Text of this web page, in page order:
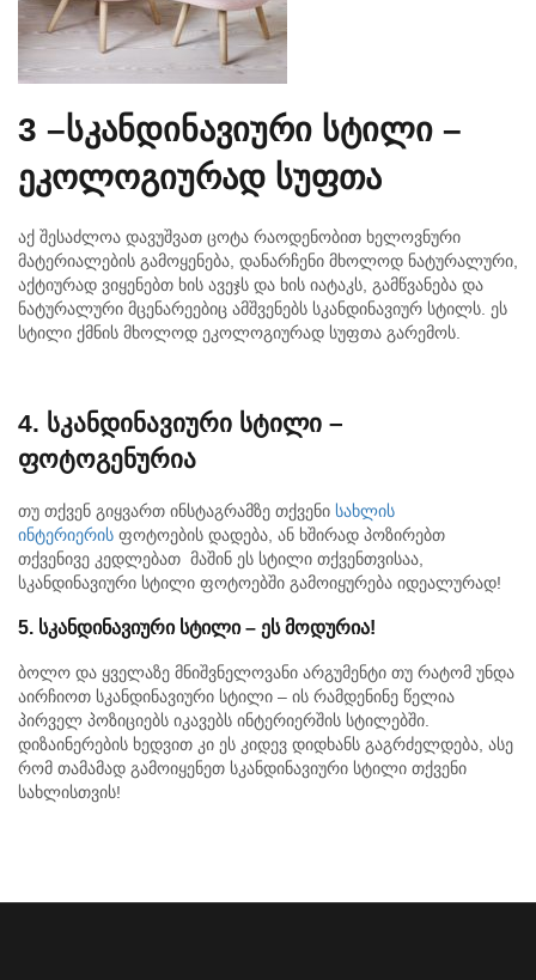
3 –სკანდინავიური სტილი –
ეკოლოგიურად სუფთა
აქ შესაძლოა დავუშვათ ცოტა რაოდენობით ხელოვნური
მატერიალების გამოყენება, დანარჩენი მხოლოდ ნატურალური,
აქტიურად ვიყენებთ ხის ავეჯს და ხის იატაკს, გამწვანება და
ნატურალური მცენარეებიც ამშვენებს სკანდინავიურ სტილს. ეს
სტილი ქმნის მხოლოდ ეკოლოგიურად სუფთა გარემოს.
4. სკანდინავიური სტილი –
ფოტოგენურია
თუ თქვენ გიყვართ ინსტაგრამზე თქვენი სახლის
ინტერიერის ფოტოების დადება, ან ხშირად პოზირებთ
თქვენივე კედლებათ მაშინ ეს სტილი თქვენთვისაა,
სკანდინავიური სტილი ფოტოებში გამოიყურება იდეალურად!
5. სკანდინავიური სტილი– ეს მოდურია!
ბოლო და ყველაზე მნიშვნელოვანი არგუმენტი თუ რატომ უნდა
აირჩიოთ სკანდინავიური სტილი – ის რამდენინე წელია
პირველ პოზიციებს იკავებს ინტერიერშის სტილებში.
დიზაინერების ხედვით კი ეს კიდევ დიდხანს გაგრძელდება, ასე
რომ თამამად გამოიყენეთ სკანდინავიური სტილი თქვენი
სახლისთვის!